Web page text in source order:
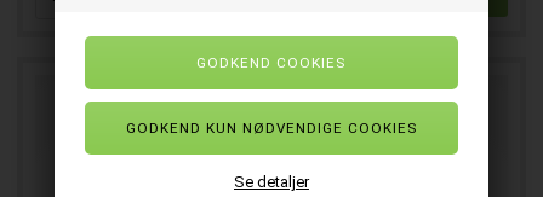
Se detaljer